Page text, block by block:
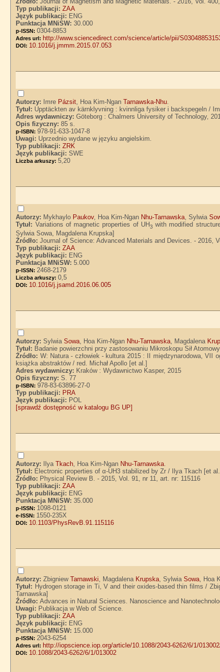
Typ publikacji:ZAA
Język publikacji: ENG
Punktacja MNiSW:30.000
p-ISSN:0304-8853
Adres url: http://www.sciencedirect.com/science/article/pii/
DOI: 10.1016/j.jmmm.2015.07.053
Autorzy: Imre Pázsit, Hoa Kim-NganTarnawska-Nhu.
Tytuł: Upptäckten av kärnklyvning : kvinnliga fysiker i backspegeln /
Adres wydawniczy:Göteborg : Chalmers University of Technology,
Opis fizyczny:85 s.
p-ISBN:978-91-633-1047-8
Uwagi: Uprzednio wydane w języku angielskim.
Typ publikacji:ZRK
Język publikacji:SWE
Liczba arkuszy:5,20
Autorzy: Mykhaylo Paukov, Hoa Kim-Ngan Nhu-Tarnawska, Sylwia
Tytuł: Variations of magnetic properties of UH3with modified
Sylwia Sowa, Magdalena Krupska]
Źródło:Journal of Science: Advanced Materials and Devices. - 2016,
Typ publikacji:ZAA
Język publikacji: ENG
Punktacja MNiSW:5.000
p-ISSN: 2468-2179
Liczba arkuszy:0,5
DOI: 10.1016/j.jsamd.2016.06.005
Autorzy:SylwiaSowa , Hoa Kim-Ngan Nhu-Tarnawska , Magdalena
Tytuł: Badanie powierzchni przy zastosowaniu Mikroskopu Sił
Źródło: W: Natura - człowiek - kultura 2015 : II międzynarodowa, VII
książka abstraktów / red. Michał Apollo [et al.]
Adres wydawniczy: Kraków : Wydawnictwo Kasper, 2015
Opis fizyczny:S. 77
p-ISBN:978-83-63896-27-0
Typ publikacji: PRA
Język publikacji: POL
[sprawdź dostępność w katalogu BG UP]
Autorzy: IlyaTkach , Hoa Kim-Ngan Nhu-Tarnawska
Tytuł: Electronic properties of α-UH3 stabilized by Zr / Ilya Tkach [et
Źródło: Physical Review B. - 2015, Vol. 91, nr 11, art. nr: 115116
Typ publikacji:ZAA
Język publikacji: ENG
Punktacja MNiSW:35.000
p-ISSN: 1098-0121
e-ISSN: 1550-235X
DOI: 10.1103/PhysRevB.91.115116
Autorzy:ZbigniewTarnawski , Magdalena Krupska , SylwiaSowa , Hoa
Tytuł: Hydrogen storage in Ti, V and their oxides-based thin films /
Tarnawska]
Źródło:Advances in Natural Sciences. Nanoscience and
Uwagi: Publikacja w Web of Science.
Typ publikacji:ZAA
Język publikacji: ENG
Punktacja MNiSW: 15.000
p-ISSN: 2043-6254
Adres url: http://iopscience.iop.org/article/10.1088/2043-6262/6/1/
DOI: 10.1088/2043-6262/6/1/013002